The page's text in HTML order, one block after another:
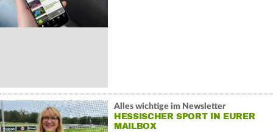
Alles wichtige im Newsletter
HESSISCHER SPORT IN EURER
MAILBOX